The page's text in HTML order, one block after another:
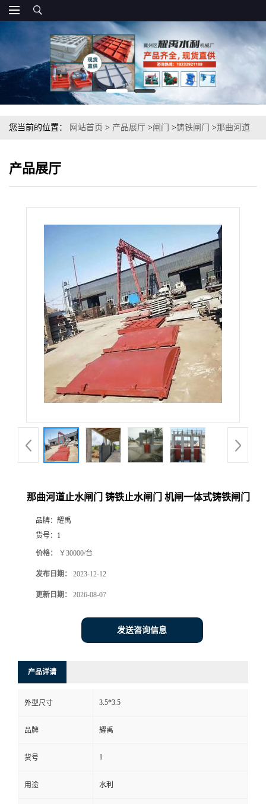
您当前的位置： 网站首页 > 产品展厅 >闸门 >铸铁闸门 >那曲河道
产品展厅
那曲河道止水闸门 铸铁止水闸门 机闸一体式铸铁闸门
品牌： 耀禹
货号： 1
价格： ￥30000/台
发布日期： 2023-12-12
更新日期： 2026-08-07
发送咨询信息
产品详请
外型尺寸 3.5*3.5
品牌 耀禹
货号 1
用途 水利